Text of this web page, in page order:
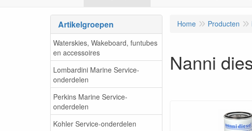
Artikelgroepen
Waterskies, Wakeboard, funtubes
en accessoires
Lombardini Marine Service-
onderdelen
Perkins Marine Service-
onderdelen
Kohler Service-onderdelen
Home Producten
Nanni